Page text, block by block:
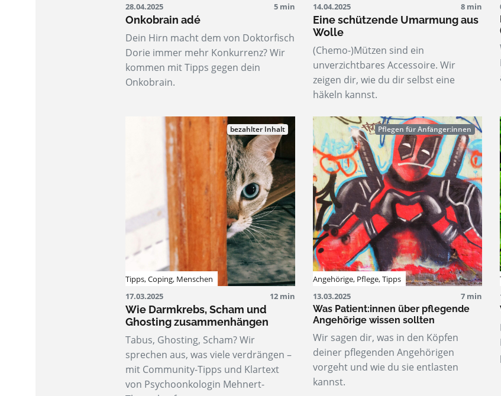
28.04.2025
5 min
Onkobrain adé
Dein Hirn macht dem von Doktorfisch
Dorie immer mehr Konkurrenz? Wir
kommen mit Tipps gegen dein
Onkobrain.
14.04.2025
8 min
Eine schützende Umarmung aus
Wolle
(Chemo-)Mützen sind ein
unverzichtbares Accessoire. Wir
zeigen dir, wie du dir selbst eine
häkeln kannst.
bezahlter Inhalt
Tipps,Coping, Menschen
17.03.2025
12 min
Wie Darmkrebs, Scham und
Ghosting zusammenhängen
Tabus, Ghosting, Scham? Wir
sprechen aus, was viele verdrängen –
mit Community-Tipps und Klartext
von Psychoonkologin Mehnert-
Pflegen für Anfänger:innen
Angehörige, Pflege,Tipps
13.03.2025
7 min
Was Patient:innen über pflegende
Angehörige wissen sollten
Wir sagen dir, was in den Köpfen
deiner pflegenden Angehörigen
vorgeht und wie du sie entlasten
kannst.